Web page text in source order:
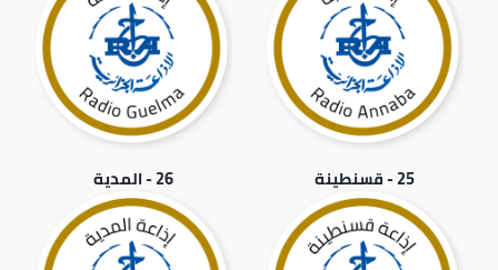
25 - قسنطينة 26 - المدية